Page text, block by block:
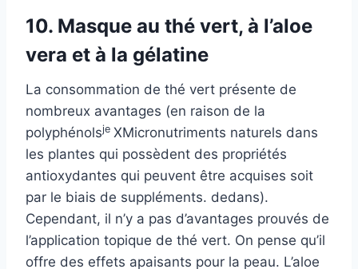
10. Masque au thé vert, à l’aloe
vera et à la gélatine
La consommation de thé vert présente de
nombreux avantages (en raison de la
polyphénolsje XMicronutriments naturels dans
les plantes qui possèdent des propriétés
antioxydantes qui peuvent être acquises soit
par le biais de suppléments. dedans).
Cependant, il n’y a pas d’avantages prouvés de
l’application topique de thé vert. On pense qu’il
offre des effets apaisants pour la peau. L’aloe